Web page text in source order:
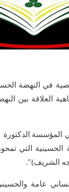
في النهضة
العلاقة بين
المؤسسة
التي
الشريف)".
عامة